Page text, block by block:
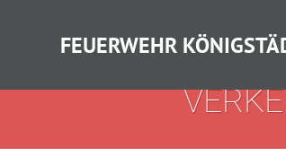
FEUERWEHR